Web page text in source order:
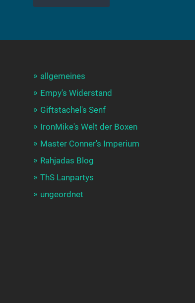
allgemeines
Empy's Widerstand
Giftstachel's Senf
IronMike's Welt der Boxen
Master Conner's Imperium
Rahjadas Blog
ThS Lanpartys
ungeordnet